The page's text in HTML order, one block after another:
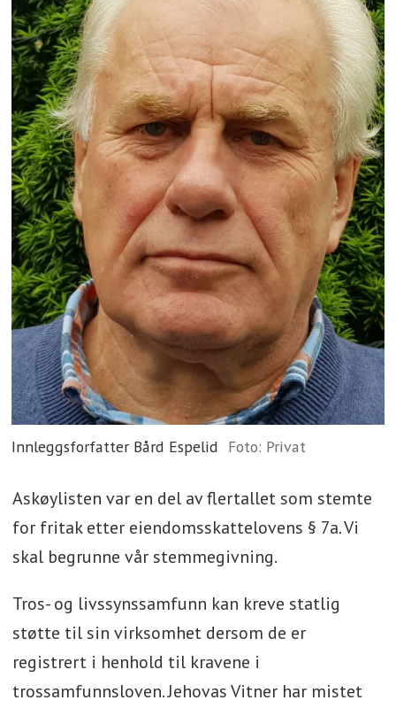
Innleggsforfatter Bård Espelid Foto: Privat
Askøylisten var en del av flertallet som stemte
for fritak etter eiendomsskattelovens § 7a. Vi
skal begrunne vår stemmegivning.
Tros- og livssynssamfunn kan kreve statlig
støtte til sin virksomhet dersom de er
registrert i henhold til kravene i
trossamfunnsloven. Jehovas Vitner har mistet